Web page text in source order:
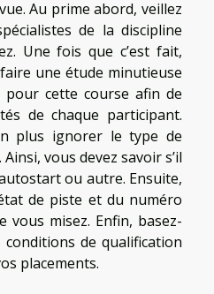
Au prime abord, veillez
de la discipline
Une fois que c’est fait,
une étude minutieuse
cette course afin de
de chaque participant.
plus ignorer le type de
vous devez savoir s’il
ou autre. Ensuite,
de piste et du numéro
vous misez. Enfin, basez-
de qualification
placements.